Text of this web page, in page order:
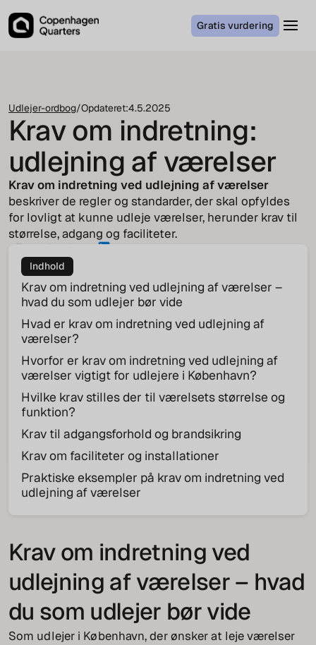
Gratis vurdering
Udlejer-ordbog/Opdateret:4.5.2025
Krav om indretning:
udlejning af værelser
Krav om indretning ved udlejning af værelser
beskriver de regler og standarder, der skal opfyldes
for lovligt at kunne udleje værelser, herunder krav til
størrelse, adgang og faciliteter.
Louis Frig
Housing Agent
Indhold
Krav om indretning ved udlejning af værelser –
hvad du som udlejer bør vide
Hvad er krav om indretning ved udlejning af
værelser?
Hvorfor er krav om indretning ved udlejning af
værelser vigtigt for udlejere i København?
Hvilke krav stilles der til værelsets størrelse og
funktion?
Krav til adgangsforhold og brandsikring
Krav om faciliteter og installationer
Praktiske eksempler på krav om indretning ved
udlejning af værelser
Krav om indretning ved
udlejning af værelser – hvad
du som udlejer bør vide
Som udlejer i København, der ønsker at leje værelser